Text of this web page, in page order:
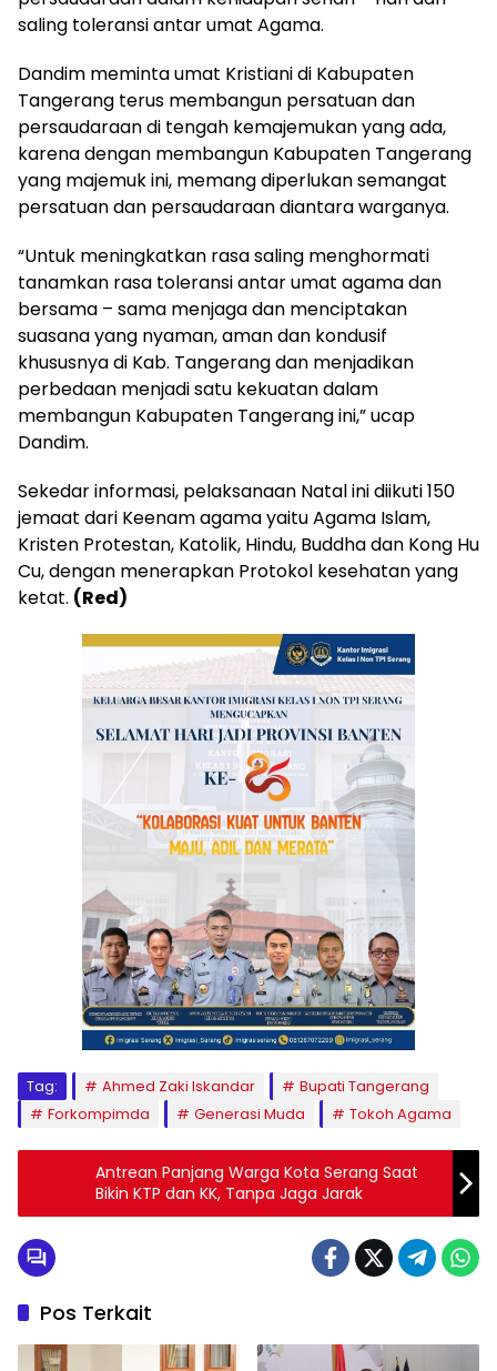
saling toleransi antar umat Agama.
Dandim meminta umat Kristiani di Kabupaten
Tangerang terus membangun persatuan dan
persaudaraan di tengah kemajemukan yang ada,
karena dengan membangun Kabupaten Tangerang
yang majemuk ini, memang diperlukan semangat
persatuan dan persaudaraan diantara warganya.
“Untuk meningkatkan rasa saling menghormati
tanamkan rasa toleransi antar umat agama dan
bersama – sama menjaga dan menciptakan
suasana yang nyaman, aman dan kondusif
khususnya di Kab. Tangerang dan menjadikan
perbedaan menjadi satu kekuatan dalam
membangun Kabupaten Tangerang ini,” ucap
Dandim.
Sekedar informasi, pelaksanaan Natal ini diikuti 150
jemaat dari Keenam agama yaitu Agama Islam,
Kristen Protestan, Katolik, Hindu, Buddha dan Kong Hu
Cu, dengan menerapkan Protokol kesehatan yang
ketat. (Red)
Tag: Ahmed Zaki Iskandar
Bupati Tangerang
Forkompimda
Generasi Muda Tokoh Agama
Antrean Panjang Warga Kota Serang Saat
Bikin KTP dan KK, Tanpa Jaga Jarak
Pos Terkait